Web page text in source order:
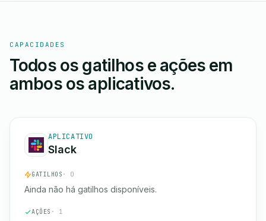
CAPACIDADES
Todos os gatilhos e ações em
ambos os aplicativos.
APLICATIVO
Slack
GATILHOS · 0
Ainda não há gatilhos disponíveis.
AÇÕES · 1